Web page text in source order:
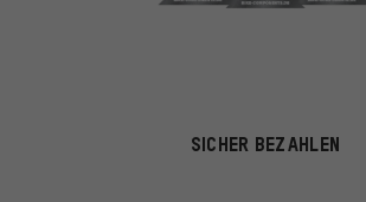
SICHER BEZAHLEN